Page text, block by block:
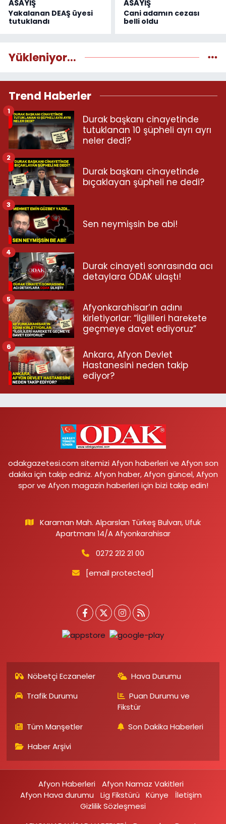
ASAYİŞ
Yakalanan DEAŞ üyesi
tutuklandı
ASAYİŞ
Cani adamın cezası
belli oldu
Yükleniyor...
Trend Haberler
Durak başkanı cinayetinde
tutuklanan 10 şüpheli ayrı ayrı
neler dedi?
1
Durak başkanı cinayetinde
bıçaklayan şüpheli ne dedi?
2
Sen neymişsin be abi!
3
Durak cinayeti sonrasında acı
detaylara ODAK ulaştı!
4
Afyonkarahisar’ın adını
kirletiyorlar: “İlgilileri harekete
geçmeye davet ediyoruz”
5
Ankara, Afyon Devlet
Hastanesini neden takip
ediyor?
6
odakgazetesi.com sitemizi Afyon haberleri ve Afyon son
dakika için takip ediniz. Afyon haber, Afyon güncel, Afyon
spor ve Afyon magazin haberleri için bizi takip edin!
Karaman Mah. Alparslan Türkeş Bulvarı, Ufuk
Apartmanı 14/A Afyonkarahisar
0272 212 21 00
[email protected]
Nöbetçi Eczaneler
Hava Durumu
Trafik Durumu
Puan Durumu ve
Fikstür
Tüm Manşetler
Son Dakika Haberleri
Haber Arşivi
Afyon Haberleri
Afyon Namaz Vakitleri
Afyon Hava durumu
Lig Fikstürü Künye
İletişim
Gizlilik Sözleşmesi